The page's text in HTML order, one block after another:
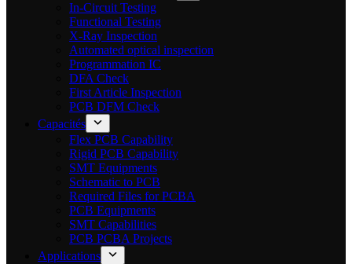
In-Circuit Testing
Functional Testing
X-Ray Inspection
Automated optical inspection
Programmation IC
DFA Check
First Article Inspection
PCB DFM Check
Capacités
Flex PCB Capability
Rigid PCB Capability
SMT Equipments
Schematic to PCB
Required Files for PCBA
PCB Equipments
SMT Capabilities
PCB PCBA Projects
Applications